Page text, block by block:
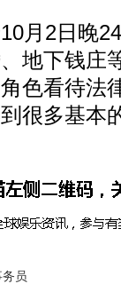
2日晚24
地下钱庄
色看待法
很多基本
员